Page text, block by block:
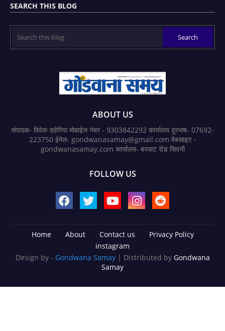
SEARCH THIS BLOG
ABOUT US
संपादक- विवेक डहेरिया मोबाईल नंबर - 9303842292 कार्यालय दूरभाष- 07692-
223750 ईमेल- gondwanasamay@gmail.com वेबसाइट -
gondwanasamay.com कार्यालय- बरघाट रोड सिवनी
FOLLOW US
Home About Contact us
Privacy Policy
instagram
Design by - Gondwana Samay | Distributed by Gondwana
Samay